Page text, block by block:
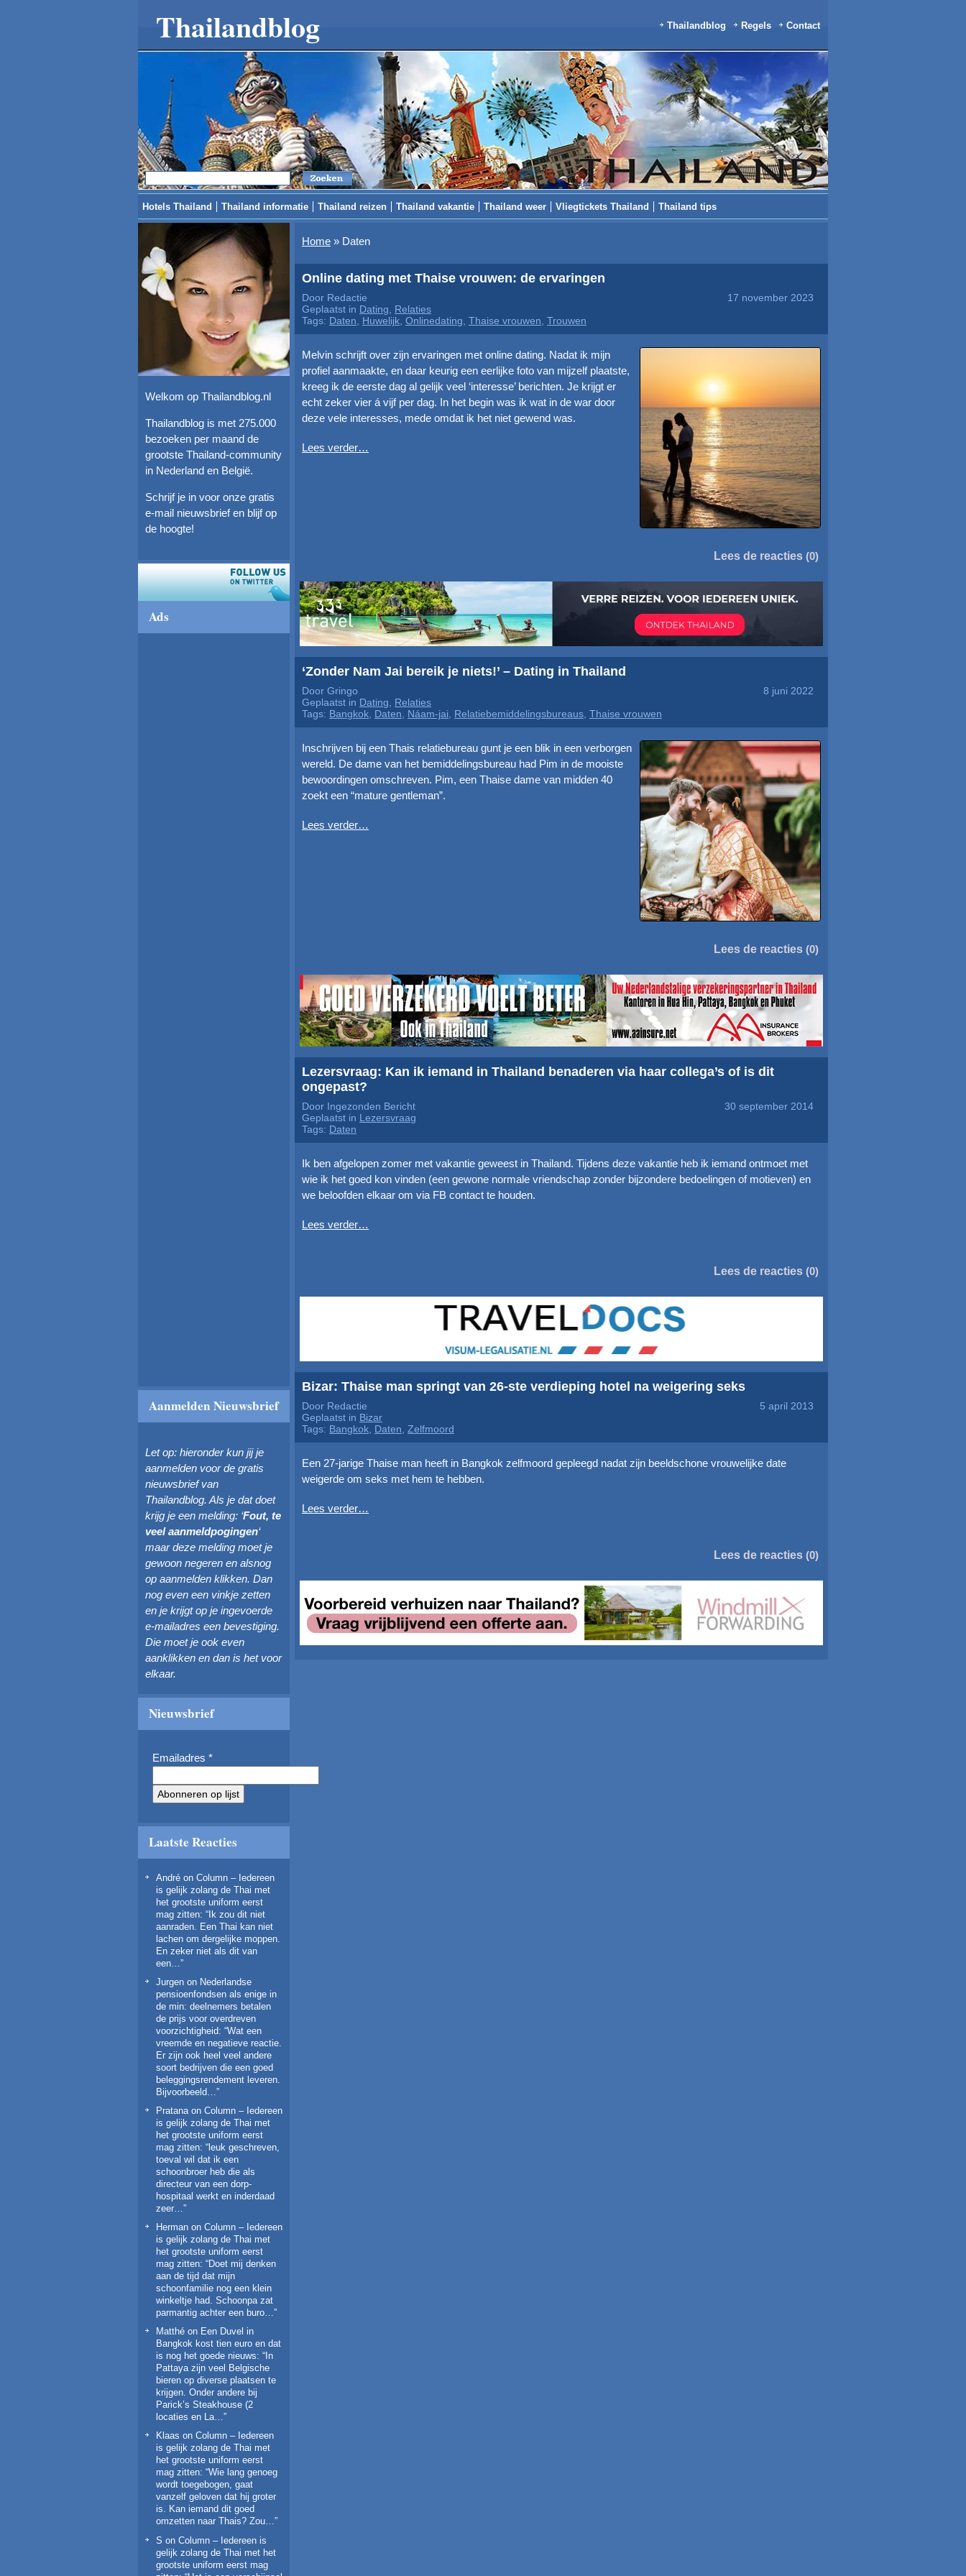
Thailandblog Thailandblog Regels Contact
Hotels Thailand Thailand informatie Thailand reizen Thailand vakantie Thailand weer Vliegtickets Thailand Thailand tips
Welkom op Thailandblog.nl
Thailandblog is met 275.000
bezoeken per maand de
grootste Thailand-community
in Nederland en België.
Schrijf je in voor onze gratis
e-mail nieuwsbrief en blijf op
de hoogte!
Ads
Aanmelden Nieuwsbrief
Let op: hieronder kun jij je
aanmelden voor de gratis
nieuwsbrief van
Thailandblog. Als je dat doet
krijg je een melding: ‘Fout, te
veel aanmeldpogingen‘
maar deze melding moet je
gewoon negeren en alsnog
op aanmelden klikken. Dan
nog even een vinkje zetten
en je krijgt op je ingevoerde
e-mailadres een bevestiging.
Die moet je ook even
aanklikken en dan is het voor
elkaar.
Nieuwsbrief
Emailadres *
Laatste Reacties
André on Column – Iedereen
is gelijk zolang de Thai met
het grootste uniform eerst
mag zitten: “ Ik zou dit niet
aanraden. Een Thai kan niet
lachen om dergelijke moppen.
En zeker niet als dit van
een…”
Jurgen on Nederlandse
pensioenfondsen als enige in
de min: deelnemers betalen
de prijs voor overdreven
voorzichtigheid: “Wat een
vreemde en negatieve reactie.
Er zijn ook heel veel andere
soort bedrijven die een goed
beleggingsrendement leveren.
Bijvoorbeeld…”
Pratanaon Column – Iedereen
is gelijk zolang de Thai met
het grootste uniform eerst
mag zitten: “ leuk geschreven,
toeval wil dat ik een
schoonbroer heb die als
directeur van een dorp-
hospitaal werkt en inderdaad
zeer…”
Herman on Column – Iedereen
is gelijk zolang de Thai met
het grootste uniform eerst
mag zitten: “Doet mij denken
aan de tijd dat mijn
schoonfamilie nog een klein
winkeltje had. Schoonpa zat
parmantig achter een buro…”
Matthé on Een Duvel in
Bangkok kost tien euro en dat
is nog het goede nieuws: “ In
Pattaya zijn veel Belgische
bieren op diverse plaatsen te
krijgen. Onder andere bij
Parick’s Steakhouse (2
locaties en La…”
Klaas on Column – Iedereen
is gelijk zolang de Thai met
het grootste uniform eerst
mag zitten: “Wie lang genoeg
wordt toegebogen, gaat
vanzelf geloven dat hij groter
is. Kan iemand dit goed
omzetten naar Thais? Zou…”
S on Column – Iedereen is
gelijk zolang de Thai met het
grootste uniform eerst mag
Home » Daten
Online dating met Thaise vrouwen: de ervaringen
Door Redactie
Geplaatst in Dating
Relaties
Tags: Daten Huwelijk Onlinedating Thaise vrouwen Trouwen
17 november 2023
Melvin schrijft over zijn ervaringen met online dating. Nadat ik mijn
profiel aanmaakte, en daar keurig een eerlijke foto van mijzelf plaatste,
kreeg ik de eerste dag al gelijk veel ‘interesse’ berichten. Je krijgt er
echt zeker vier á vijf per dag. In het begin was ik wat in de war door
deze vele interesses, mede omdat ik het niet gewend was.
Lees verder…
Lees de reacties (0)
‘Zonder Nam Jai bereik je niets!’ – Dating in Thailand
Door Gringo
Geplaatst in Dating
Relaties
Tags: Bangkok Daten Náam-jai Relatiebemiddelingsbureaus Thaise vrouwen
8 juni 2022
Inschrijven bij een Thais relatiebureau gunt je een blik in een verborgen
wereld. De dame van het bemiddelingsbureau had Pim in de mooiste
bewoordingen omschreven. Pim, een Thaise dame van midden 40
zoekt een “mature gentleman”.
Lees verder…
Lees de reacties (0)
Lezersvraag: Kan ik iemand in Thailand benaderen via haar collega’s of is dit
ongepast?
Door Ingezonden Bericht
Geplaatst in Lezersvraag
Tags: Daten
30 september 2014
Ik ben afgelopen zomer met vakantie geweest in Thailand. Tijdens deze vakantie heb ik iemand ontmoet met
wie ik het goed kon vinden (een gewone normale vriendschap zonder bijzondere bedoelingen of motieven) en
we beloofden elkaar om via FB contact te houden.
Lees verder…
Lees de reacties (0)
Bizar: Thaise man springt van 26-ste verdieping hotel na weigering seks
Door Redactie
Geplaatst in Bizar
Tags: Bangkok Daten Zelfmoord
5 april 2013
Een 27-jarige Thaise man heeft in Bangkok zelfmoord gepleegd nadat zijn beeldschone vrouwelijke date
weigerde om seks met hem te hebben.
Lees verder…
Lees de reacties (0)